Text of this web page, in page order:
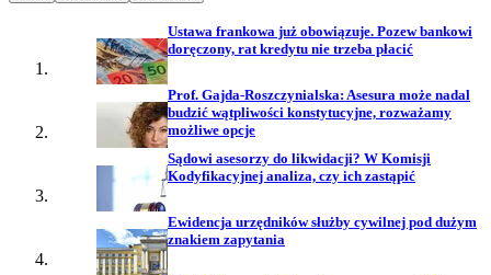
Ustawa frankowa już obowiązuje. Pozew bankowi
doręczony, rat kredytu nie trzeba płacić
Prof. Gajda-Roszczynialska: Asesura może nadal
budzić wątpliwości konstytucyjne, rozważamy
możliwe opcje
Sądowi asesorzy do likwidacji? W Komisji
Kodyfikacyjnej analiza, czy ich zastąpić
Ewidencja urzędników służby cywilnej pod dużym
znakiem zapytania